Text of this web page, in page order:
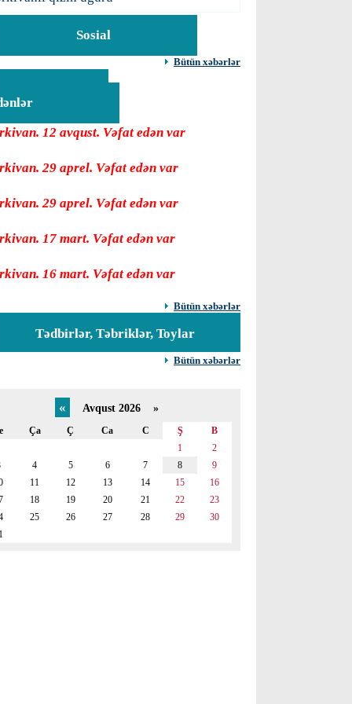
Sosial
Bütün xəbərlər
12 avqust. Vəfat edən var
29 aprel. Vəfat edən var
29 aprel. Vəfat edən var
17 mart. Vəfat edən var
16 mart. Vəfat edən var
Bütün xəbərlər
Tədbirlər, Təbriklər, Toylar
Bütün xəbərlər
« Avqust 2026 »
Ça Ç Ca C Ş
B
1
2
4 5 6 7 8
9
11 12 13 14 15
16
18 19 20 21 22
23
25 26 27 28 29
30